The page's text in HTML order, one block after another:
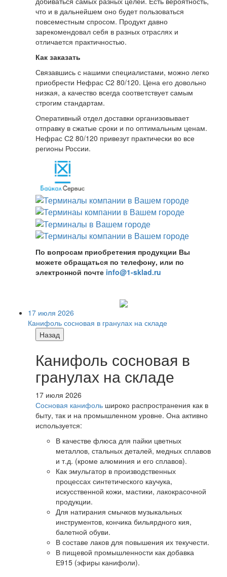
что и в дальнейшем оно будет пользоваться
повсеместным спросом. Продукт давно
зарекомендовал себя в разных отраслях и
отличается практичностью.
Как заказать
Связавшись с нашими специалистами, можно легко
приобрести Нефрас С2 80/120. Цена его довольно
низкая, а качество всегда соответствует самым
строгим стандартам.
Оперативный отдел доставки организовывает
отправку в сжатые сроки и по оптимальным ценам.
Нефрас С2 80/120 привезут практически во все
регионы России.
По вопросам приобретения продукции Вы
можете обращаться по телефону, или по
электронной почте info@1-sklad.ru
17 июля 2026
Канифоль сосновая в гранулах на складе
Назад
Канифоль сосновая в
гранулах на складе
17 июля 2026
Сосновая канифоль широко распространения как в
быту, так и на промышленном уровне. Она активно
используется:
В качестве флюса для пайки цветных
металлов, стальных деталей, медных сплавов
и т.д. (кроме алюминия и его сплавов).
Как эмульгатор в производственных
процессах синтетического каучука,
искусственной кожи, мастики, лакокрасочной
продукции.
Для натирания смычков музыкальных
инструментов, кончика бильярдного кия,
балетной обуви.
В составе лаков для повышения их текучести.
В пищевой промышленности как добавка
Е915 (эфиры канифоли).